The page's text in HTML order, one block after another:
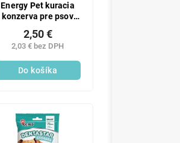
Energy Pet kuracia
konzerva pre psov
2,03 € bez DPH
2,50 €
Do košíka